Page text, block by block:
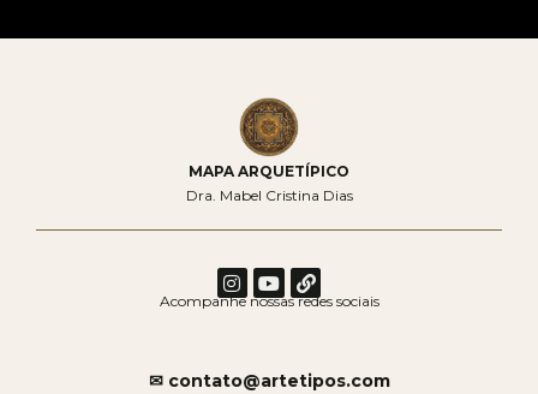
MAPA ARQUETÍPICO
Dra. Mabel Cristina Dias
Acompanhe nossas redes sociais
✉ contato@artetipos.com